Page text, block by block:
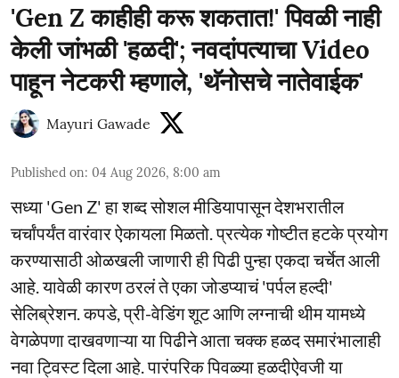
'Gen Z काहीही करू शकतात!' पिवळी नाही
केली जांभळी 'हळदी'; नवदांपत्याचा Video
पाहून नेटकरी म्हणाले, 'थॅनोसचे नातेवाईक'
Mayuri Gawade
Published on: 04 Aug 2026, 8:00 am
सध्या 'Gen Z' हा शब्द सोशल मीडियापासून देशभरातील
चर्चांपर्यंत वारंवार ऐकायला मिळतो. प्रत्येक गोष्टीत हटके प्रयोग
करण्यासाठी ओळखली जाणारी ही पिढी पुन्हा एकदा चर्चेत आली
आहे. यावेळी कारण ठरलं ते एका जोडप्याचं 'पर्पल हल्दी'
सेलिब्रेशन. कपडे, प्री-वेडिंग शूट आणि लग्नाची थीम यामध्ये
वेगळेपणा दाखवणाऱ्या या पिढीने आता चक्क हळद समारंभालाही
नवा ट्विस्ट दिला आहे. पारंपरिक पिवळ्या हळदीऐवजी या